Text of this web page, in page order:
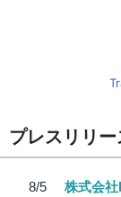
プレスリリー
8/5
株式会